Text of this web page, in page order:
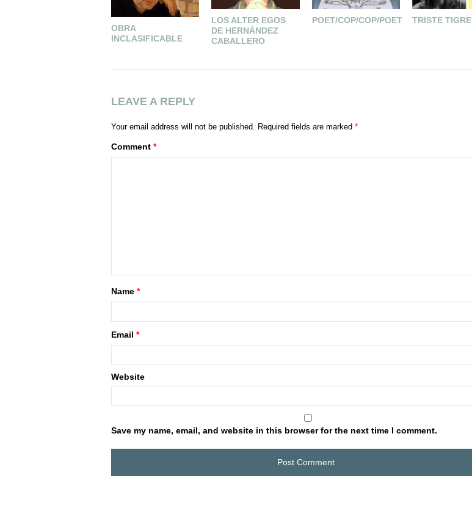
OBRA
INCLASIFICABLE
LOS ALTER EGOS
DE HERNÁNDEZ
CABALLERO
POET/COP/COP/POET TRISTE TIGRE
LEAVE A REPLY
Your email address will not be published. Required fields are marked *
Comment *
Name *
Email *
Website
Save my name, email, and website in this browser for the next time I comment.